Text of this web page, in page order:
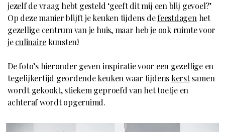
jezelf de vraag hebt gesteld ‘geeft dit mij een blij gevoel?’
Op deze manier blijft je keuken tijdens defeestdagen het
gezellige centrum van je huis, maar heb je ook ruimte voor
jeculinaire kunsten!
De foto’s hieronder geven inspiratie voor een gezellige en
tegelijkertijd geordende keuken waar tijdens kerstsamen
wordt gekookt, stiekem geproefd van het toetje en
achteraf wordt opgeruimd.